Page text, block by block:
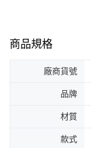
商品規格
廠商貨號
品牌
材質
款式